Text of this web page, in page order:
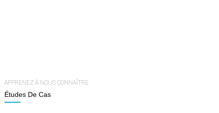
APPRENEZ À NOUS CONNAÎTRE
Études De Cas